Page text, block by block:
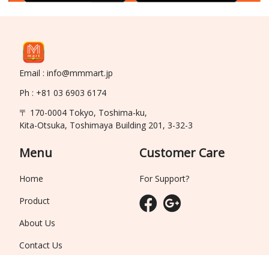
Email : info@mmmart.jp
Ph : +81 03 6903 6174
〒 170-0004 Tokyo, Toshima-ku,
Kita-Otsuka, Toshimaya Building 201, 3-32-3
Menu
Home
Product
About Us
Contact Us
Customer Care
For Support?